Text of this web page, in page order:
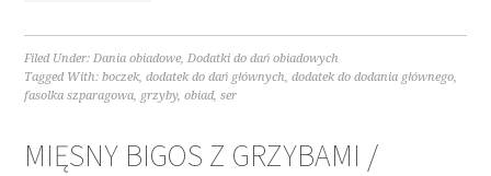
Filed Under:Dania obiadowe,Dodatki do dań obiadowych
Tagged With:boczek,dodatek do dań głównych,dodatek do dodania głównego,
fasolka szparagowa, grzyby,obiad,ser
MIĘSNY BIGOS Z GRZYBAMI /